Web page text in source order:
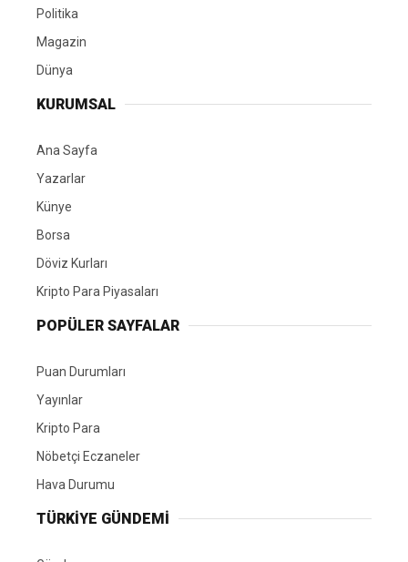
Politika
Magazin
Dünya
KURUMSAL
Ana Sayfa
Yazarlar
Künye
Borsa
Döviz Kurları
Kripto Para Piyasaları
POPÜLER SAYFALAR
Puan Durumları
Yayınlar
Kripto Para
Nöbetçi Eczaneler
Hava Durumu
TÜRKIYE GÜNDEMI